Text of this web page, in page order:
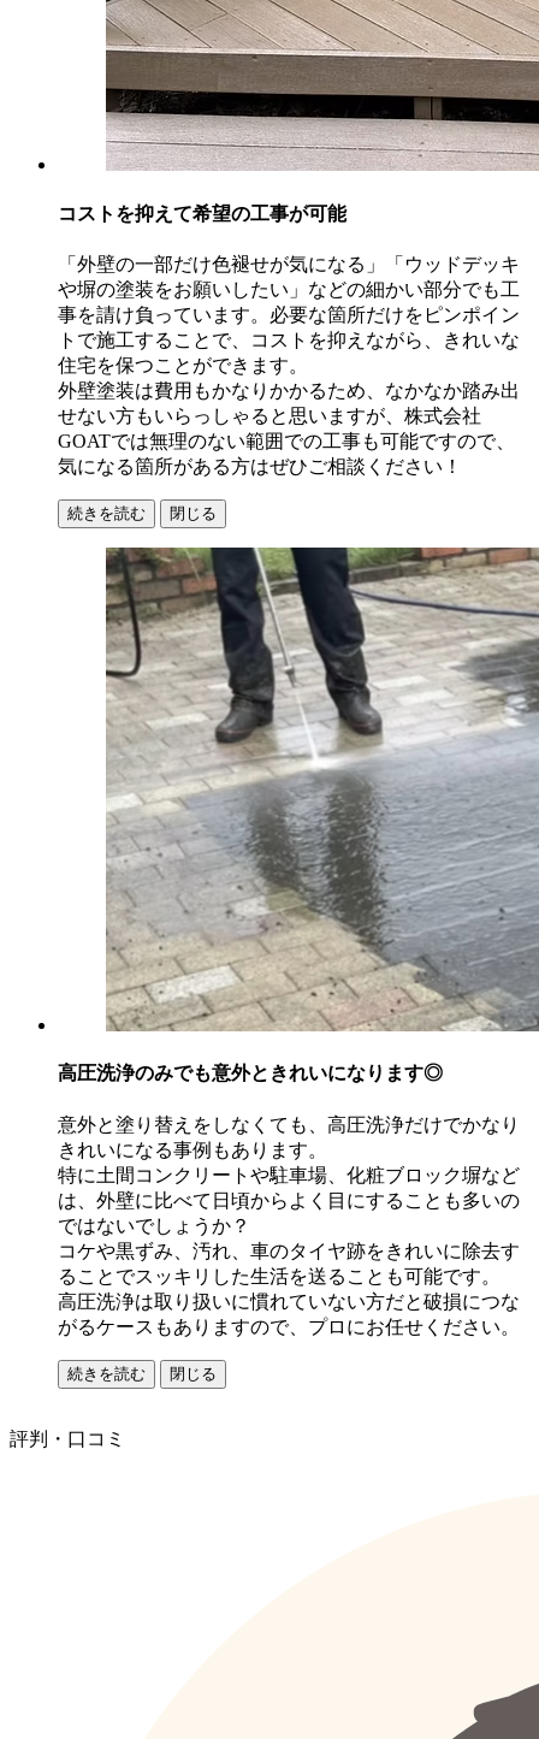
コストを抑えて希望の工事が可能
「外壁の一部だけ色褪せが気になる」「ウッドデッキ
や塀の塗装をお願いしたい」などの細かい部分でも工
事を請け負っています。必要な箇所だけをピンポイン
トで施工することで、コストを抑えながら、きれいな
住宅を保つことができます。
外壁塗装は費用もかなりかかるため、なかなか踏み出
せない方もいらっしゃると思いますが、株式会社
GOATでは無理のない範囲での工事も可能ですので、
気になる箇所がある方はぜひご相談ください！
続きを読む 閉じる
高圧洗浄のみでも意外ときれいになります◎
意外と塗り替えをしなくても、高圧洗浄だけでかなり
きれいになる事例もあります。
特に土間コンクリートや駐車場、化粧ブロック塀など
は、外壁に比べて日頃からよく目にすることも多いの
ではないでしょうか？
コケや黒ずみ、汚れ、車のタイヤ跡をきれいに除去す
ることでスッキリした生活を送ることも可能です。
高圧洗浄は取り扱いに慣れていない方だと破損につな
がるケースもありますので、プロにお任せください。
続きを読む 閉じる
評判・口コミ